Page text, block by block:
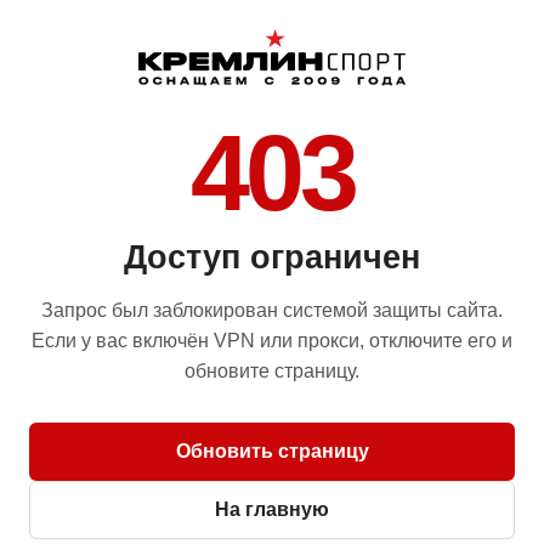
403
Доступ ограничен
Запрос был заблокирован системой защиты сайта.
Если у вас включён VPN или прокси, отключите его и
обновите страницу.
Обновить страницу
На главную